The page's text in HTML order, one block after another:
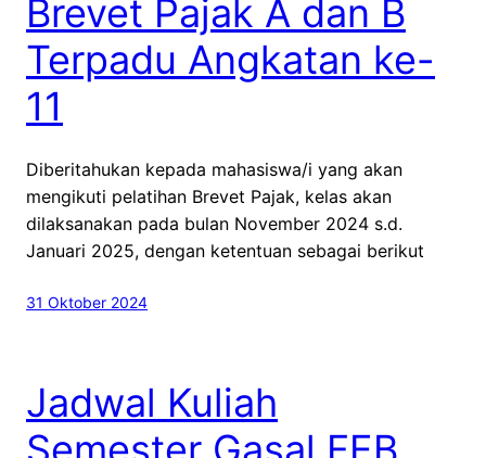
Brevet Pajak A dan B
Terpadu Angkatan ke-
11
Diberitahukan kepada mahasiswa/i yang akan
mengikuti pelatihan Brevet Pajak, kelas akan
dilaksanakan pada bulan November 2024 s.d.
Januari 2025, dengan ketentuan sebagai berikut
31 Oktober 2024
Jadwal Kuliah